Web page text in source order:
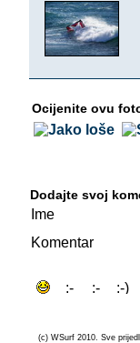
Ocijenite ovu
Dodajte svoj
Ime
Komentar
(c) WSurf 2010. Sve